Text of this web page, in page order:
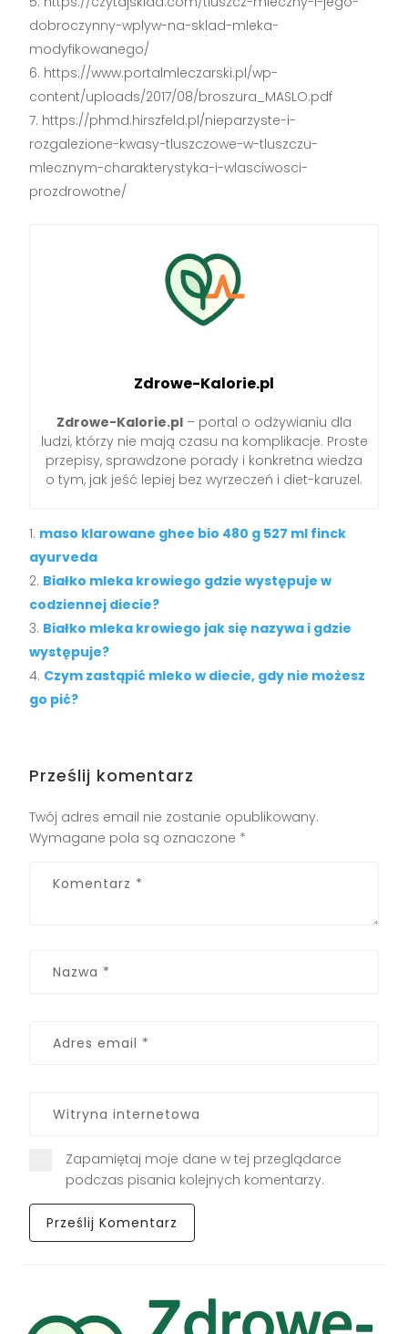
dobroczynny-wplyw-na-sklad-mleka-
modyfikowanego/
https://www.portalmleczarski.pl/wp-
content/uploads/2017/08/broszura_MASLO.pdf
https://phmd.hirszfeld.pl/nieparzyste-i-
rozgalezione-kwasy-tluszczowe-w-tluszczu-
mlecznym-charakterystyka-i-wlasciwosci-
prozdrowotne/
Zdrowe-Kalorie.pl
Zdrowe-Kalorie.pl – portal o odżywianiu dla
ludzi, którzy nie mają czasu na komplikacje. Proste
przepisy, sprawdzone porady i konkretna wiedza
o tym, jak jeść lepiej bez wyrzeczeń i diet-karuzel.
maso klarowane ghee bio 480 g 527 ml finck
ayurveda
Białko mleka krowiego gdzie występuje w
codziennej diecie?
Białko mleka krowiego jak się nazywa i gdzie
występuje?
Czym zastąpić mleko w diecie, gdy nie możesz
go pić?
Prześlij komentarz
Twój adres email nie zostanie opublikowany.
Wymagane pola są oznaczone *
Zapamiętaj moje dane w tej przeglądarce
podczas pisania kolejnych komentarzy.